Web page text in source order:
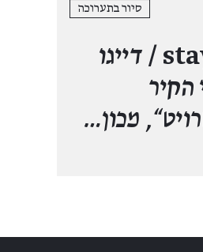
סיור בתערוכה
דייגו
הקיר
מכון…